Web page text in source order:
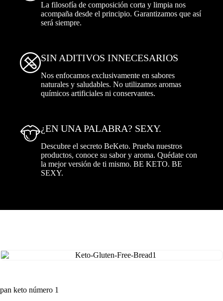
La filosofía de composición corta y limpia nos
acompaña desde el principio. Garantizamos que así
será siempre.
SIN ADITIVOS INNECESARIOS
Nos enfocamos exclusivamente en sabores
naturales y saludables. No utilizamos aromas
químicos artificiales ni conservantes.
¿EN UNA PALABRA? SEXY.
Descubre el secreto BeKeto. Prueba nuestros
productos, conoce su sabor y aroma. Quédate con
la mejor versión de ti mismo. BE KETO. BE
SEXY.
pan keto número 1